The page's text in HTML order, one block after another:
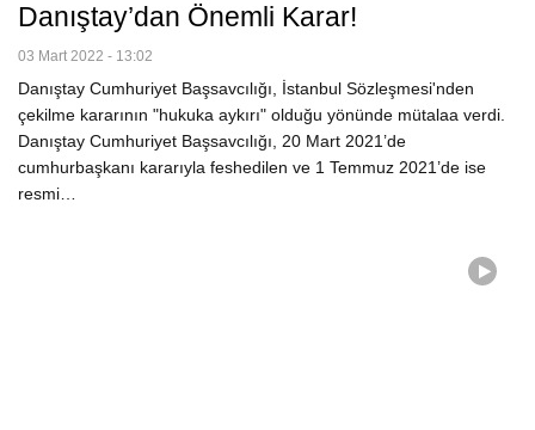
Danıştay’dan Önemli Karar!
03 Mart 2022 - 13:02
Danıştay Cumhuriyet Başsavcılığı, İstanbul Sözleşmesi'nden
çekilme kararının "hukuka aykırı" olduğu yönünde mütalaa verdi.
Danıştay Cumhuriyet Başsavcılığı, 20 Mart 2021’de
cumhurbaşkanı kararıyla feshedilen ve 1 Temmuz 2021’de ise
resmi…